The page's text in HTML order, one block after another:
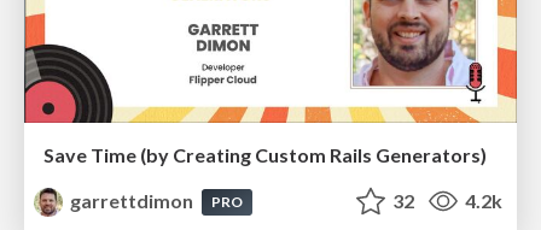
Save Time (by Creating Custom Rails Generators)
garrettdimon
PRO 32 4.2k